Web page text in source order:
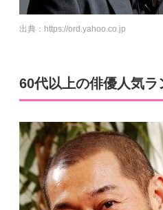
出典： https://ord.yahoo.co.jp
60代以上の俳優人気